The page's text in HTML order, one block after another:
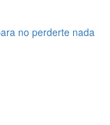
no perderte nada